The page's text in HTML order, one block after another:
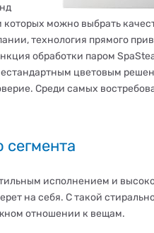
можно выбрать
технология прямого
обработки паром
цветовым
Среди самых
исполнением и
на себя. С такой
отношении к вещам.